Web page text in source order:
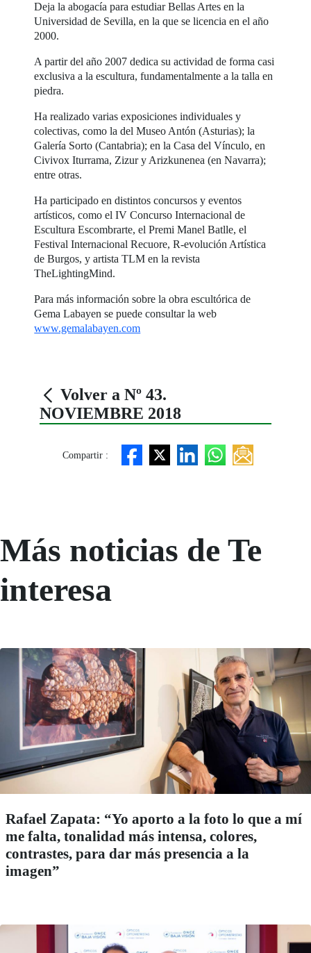
Deja la abogacía para estudiar Bellas Artes en la
Universidad de Sevilla, en la que se licencia en el año
2000.
A partir del año 2007 dedica su actividad de forma casi
exclusiva a la escultura, fundamentalmente a la talla en
piedra.
Ha realizado varias exposiciones individuales y
colectivas, como la del Museo Antón (Asturias); la
Galería Sorto (Cantabria); en la Casa del Vínculo, en
Civivox Iturrama, Zizur y Arizkunenea (en Navarra);
entre otras.
Ha participado en distintos concursos y eventos
artísticos, como el IV Concurso Internacional de
Escultura Escombrarte, el Premi Manel Batlle, el
Festival Internacional Recuore, R-evolución Artística
de Burgos, y artista TLM en la revista
TheLightingMind.
Para más información sobre la obra escultórica de
Gema Labayen se puede consultar la web
www.gemalabayen.com
Volver a Nº 43.
NOVIEMBRE 2018
Compartir :
Más noticias de Te
interesa
Rafael Zapata: “Yo aporto a la foto lo que a mí
me falta, tonalidad más intensa, colores,
contrastes, para dar más presencia a la
imagen”